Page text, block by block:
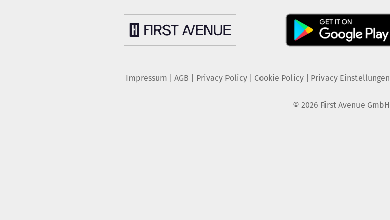
Impressum AGB Privacy Policy| Cookie Policy| Privacy Einstellungen
© 2026 First Avenue GmbH